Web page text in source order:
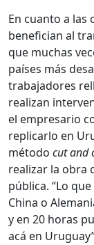
En cuanto a las
benefician al
que muchas
países más
trabajadores
realizan
el empresario
replicarlo en
método cut and
realizar la obra
pública. “Lo
China o
y en 20 horas
acá en